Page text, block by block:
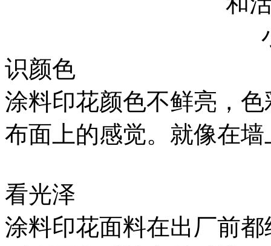
识颜色
涂料印花颜色不鲜亮，
布面上的感觉。就像在
看光泽
涂料印花面料在出厂前